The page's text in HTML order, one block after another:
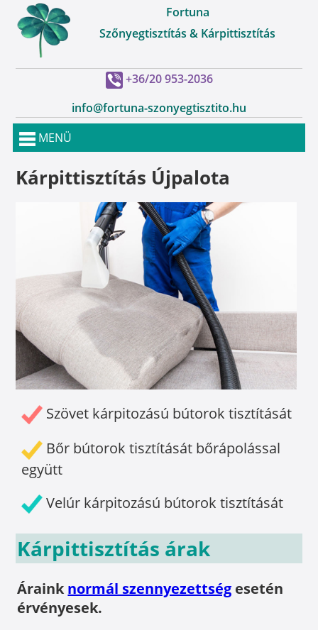
Fortuna
Szőnyegtisztítás & Kárpittisztítás
+36/20 953-2036
info@fortuna-szonyegtisztito.hu
MENÜ
Kárpittisztítás Újpalota
Szövet kárpitozású bútorok tisztítását
Bőr bútorok tisztítását bőrápolással
együtt
Velúr kárpitozású bútorok tisztítását
Kárpittisztítás árak
Áraink normál szennyezettség esetén
érvényesek.